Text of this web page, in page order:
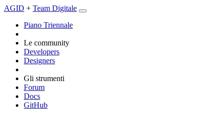
AGID + Team Digitale
Piano Triennale
Le community
Developers
Designers
Gli strumenti
Forum
Docs
GitHub